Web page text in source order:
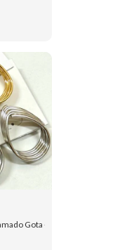
Gota - Dourado e Prata